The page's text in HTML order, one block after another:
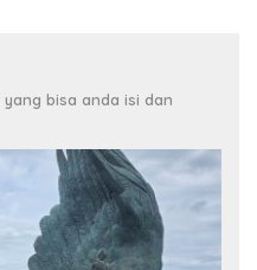
bisa anda isi dan